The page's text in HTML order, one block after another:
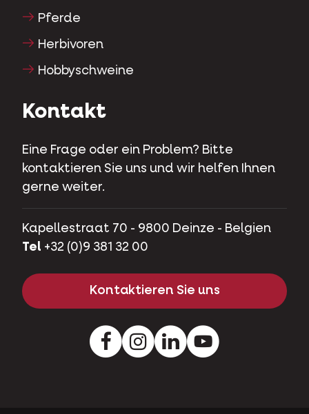
Pferde
Herbivoren
Hobbyschweine
Kontakt
Eine Frage oder ein Problem? Bitte
kontaktieren Sie uns und wir helfen Ihnen
gerne weiter.
Kapellestraat 70 - 9800 Deinze - Belgien
Tel +32 (0)9 381 32 00
Kontaktieren Sie uns
FacebookInstagramLinkedInYoutube